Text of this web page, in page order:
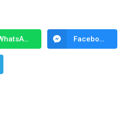
WhatsApp Facebook Messenger